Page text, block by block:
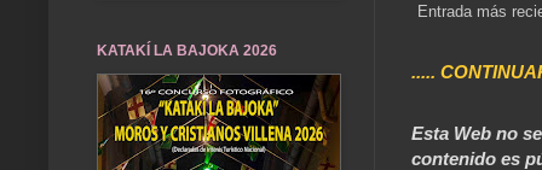
Entrada más
.....
Esta Web no
contenido es
KATAKÍ LA BAJOKA 2026